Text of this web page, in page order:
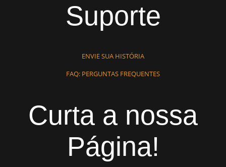
Suporte
ENVIE SUA HISTÓRIA
FAQ: PERGUNTAS FREQUENTES
Curta a nossa
Página!